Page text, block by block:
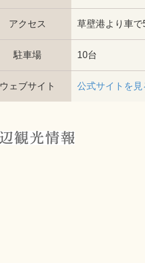
アクセス 草壁港より車で
駐車場 10台
ウェブサイト 公式サイトを見